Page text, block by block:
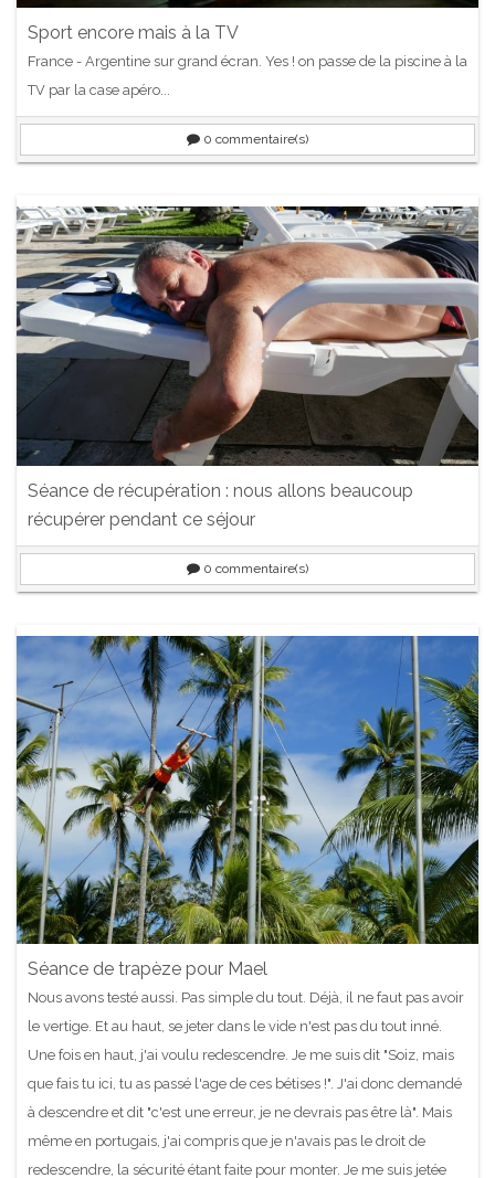
Sport encore mais à la TV
France - Argentine sur grand écran. Yes ! on passe de la piscine à la
TV par la case apéro...
0 commentaire(s)
Séance de récupération : nous allons beaucoup
récupérer pendant ce séjour
0 commentaire(s)
Séance de trapèze pour Mael
Nous avons testé aussi. Pas simple du tout. Déjà, il ne faut pas avoir
le vertige. Et au haut, se jeter dans le vide n'est pas du tout inné.
Une fois en haut, j'ai voulu redescendre. Je me suis dit "Soiz, mais
que fais tu ici, tu as passé l'age de ces bétises !". J'ai donc demandé
à descendre et dit "c'est une erreur, je ne devrais pas être là". Mais
même en portugais, j'ai compris que je n'avais pas le droit de
redescendre, la sécurité étant faite pour monter. Je me suis jetée